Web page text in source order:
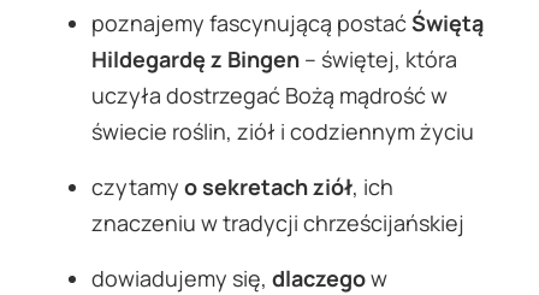
poznajemy fascynującą postaćŚwiętą
Hildegardę z Bingen – świętej, która
uczyła dostrzegać Bożą mądrość w
świecie roślin, ziół i codziennym życiu
czytamy o sekretach ziół, ich
znaczeniu w tradycji chrześcijańskiej
dowiadujemy się, dlaczegow